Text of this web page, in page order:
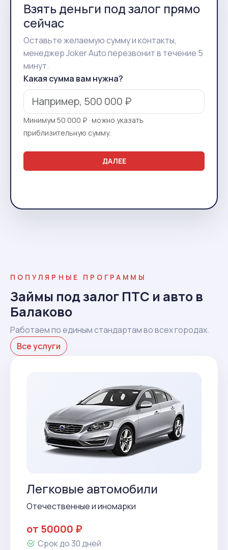
Взять деньги под залог прямо
сейчас
Оставьте желаемую сумму и контакты,
менеджер Joker Auto перезвонит в течение 5
минут.
Какая сумма вам нужна?
Минимум 50 000 ₽ · можно указать
приблизительную сумму.
ДАЛЕЕ
ПОПУЛЯРНЫЕ ПРОГРАММЫ
Займы под залог ПТС и авто в
Балаково
Работаем по единым стандартам во всех городах.
Все услуги
Легковые автомобили
Отечественные и иномарки
от 50000 ₽
Срок до 30 дней